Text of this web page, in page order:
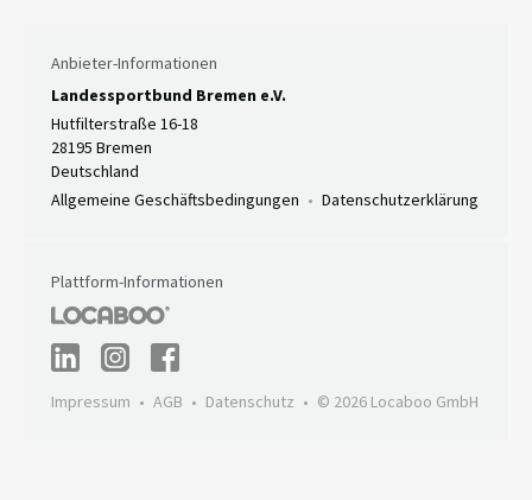
Anbieter-Informationen
Landessportbund Bremen e.V.
Hutfilterstraße 16-18
28195 Bremen
Deutschland
Allgemeine Geschäftsbedingungen
Datenschutzerklärung
Plattform-Informationen
Impressum AGB Datenschutz © 2026 Locaboo GmbH